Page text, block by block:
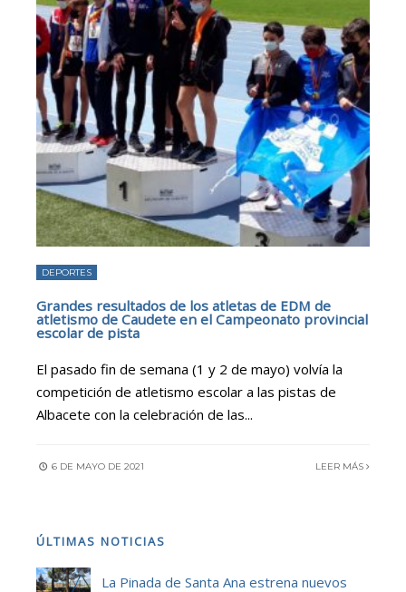
DEPORTES
Grandes resultados de los atletas de EDM de
atletismo de Caudete en el Campeonato provincial
escolar de pista
El pasado fin de semana (1 y 2 de mayo) volvía la
competición de atletismo escolar a las pistas de
Albacete con la celebración de las...
6 DE MAYO DE 2021 LEER MÁS
ÚLTIMAS NOTICIAS
La Pinada de Santa Ana estrena nuevos